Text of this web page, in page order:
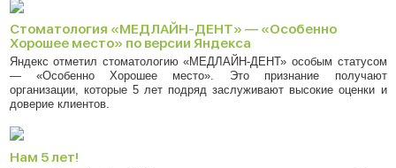
Стоматология «МЕДЛАЙН-ДЕНТ» — «Особенно
Хорошее место» по версии Яндекса
Яндекс отметил стоматологию «МЕДЛАЙН-ДЕНТ» особым статусом
— «Особенно Хорошее место». Это признание получают
организации, которые 5 лет подряд заслуживают высокие оценки и
доверие клиентов.
Нам 5 лет!